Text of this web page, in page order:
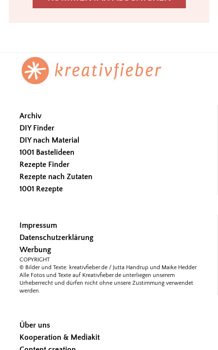
Footer
Archiv
DIY Finder
DIY nach Material
1001 Bastelideen
Rezepte Finder
Rezepte nach Zutaten
1001 Rezepte
Impressum
Datenschutzerklärung
Werbung
COPYRIGHT
© Bilder und Texte: kreativfieber.de / Jutta Handrup und Maike Hedder.
Alle Fotos und Texte auf Kreativfieber.de unterliegen unserem
Urheberrecht und dürfen nicht ohne unsere Zustimmung verwendet
werden.
Über uns
Kooperation & Mediakit